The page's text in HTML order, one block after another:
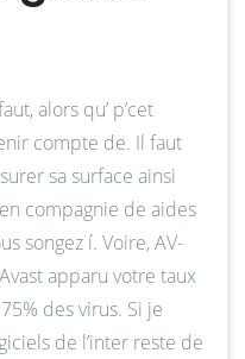
alors qu’ p’cet
compte de. Il faut
sa surface ainsi
compagnie de aides
songez í. Voire, AV-
apparu votre taux
des virus. Si je
de l’inter reste de